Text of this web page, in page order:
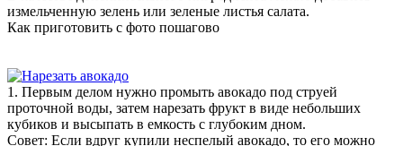
измельченную зелень или зеленые листья салата.
Как приготовить с фото пошагово
1. Первым делом нужно промыть авокадо под струей
проточной воды, затем нарезать фрукт в виде небольших
кубиков и высыпать в емкость с глубоким дном.
Совет: Если вдруг купили неспелый авокадо, то его можно